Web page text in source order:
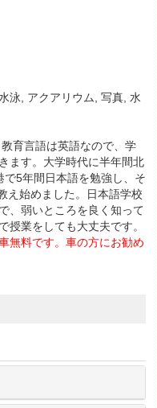
泳, アクアリウム, 写真, 水
育言語は英語なので、学
ます。大学時代に半年間北
5年間日本語を勉強し、そ
え始めました。日本語学校
、弱いところを良く知って
業をしても大丈夫です。
無料です。車の方にお勧め